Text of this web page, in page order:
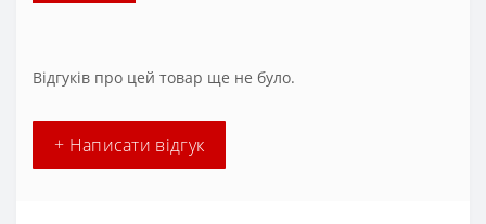
Відгуків про цей товар ще не було.
+ Написати відгук